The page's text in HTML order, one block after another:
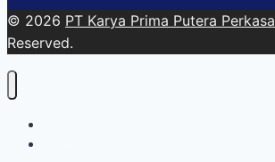
© 2026 PT Karya Prima Putera Perkasa
Reserved.